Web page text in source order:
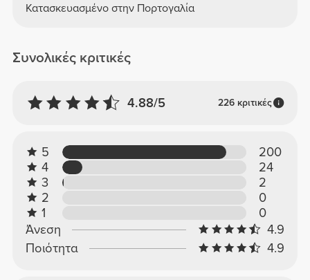
Κατασκευασμένο στην Πορτογαλία
Συνολικές κριτικές
4.88/5 226 κριτικές
5
200
4
24
3
2
2
0
1
0
Άνεση
4.9
Ποιότητα
4.9